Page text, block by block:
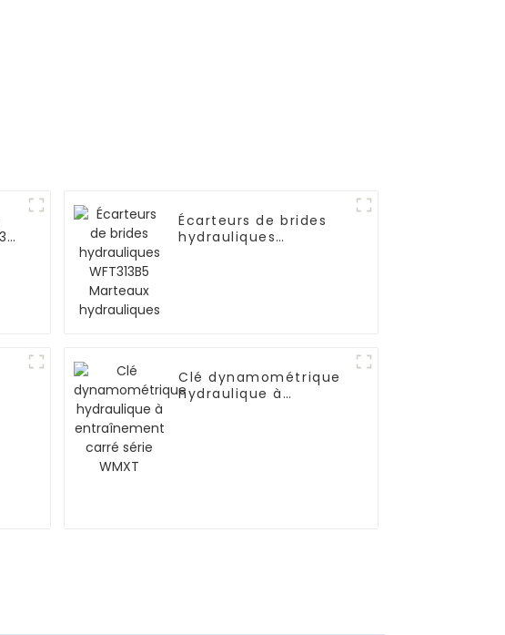
Écarteurs de brides
hydrauliques
Clé dynamométrique
hydraulique à